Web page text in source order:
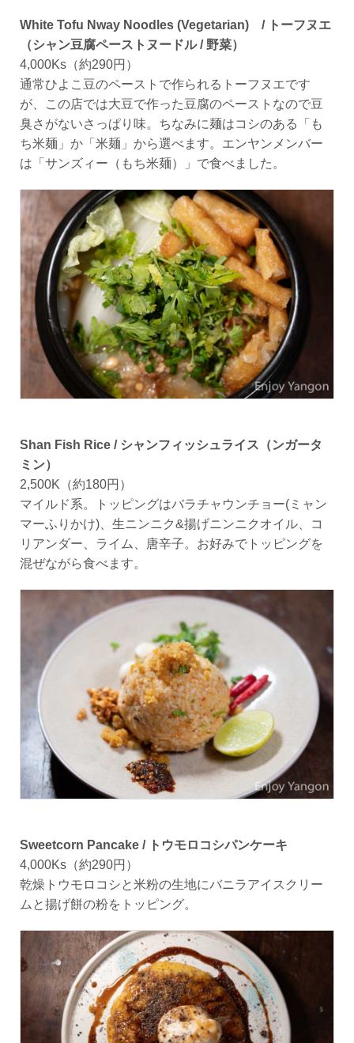
White Tofu Nway Noodles (Vegetarian) / トーフヌエ
（シャン豆腐ペーストヌードル / 野菜）
4,000Ks（約290円）
通常ひよこ豆のペーストで作られるトーフヌエです
が、この店では大豆で作った豆腐のペーストなので豆
臭さがないさっぱり味。ちなみに麺はコシのある「も
ち米麺」か「米麺」から選べます。エンヤンメンバー
は「サンズィー（もち米麺）」で食べました。
Shan Fish Rice / シャンフィッシュライス（ンガータ
ミン）
2,500K（約180円）
マイルド系。トッピングはバラチャウンチョー(ミャン
マーふりかけ)、生ニンニク&揚げニンニクオイル、コ
リアンダー、ライム、唐辛子。お好みでトッピングを
混ぜながら食べます。
Sweetcorn Pancake / トウモロコシパンケーキ
4,000Ks（約290円）
乾燥トウモロコシと米粉の生地にバニラアイスクリー
ムと揚げ餅の粉をトッピング。